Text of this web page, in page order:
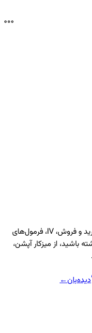
000
اگر می‌خواهید اطلاعات لحظه‌ای، صف خرید و فروش، IV، فرمول‌های
باشید، از میزکار آپشن،
دیده‌بان←